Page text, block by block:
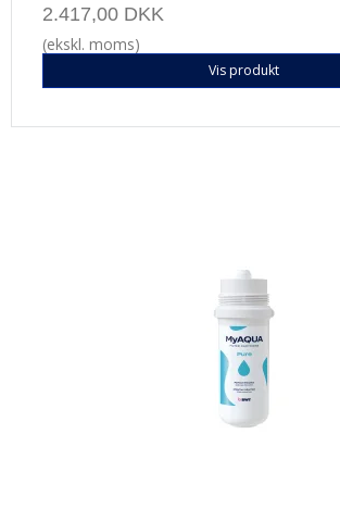
2.417,00 DKK
(ekskl. moms)
Vis produkt